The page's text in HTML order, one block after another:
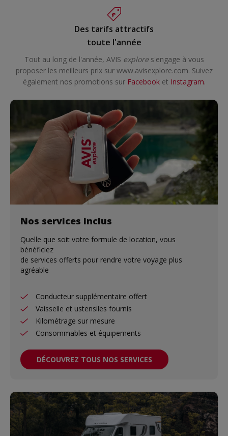
Des tarifs attractifs
toute l'année
Tout au long de l'année, AVIS explores'engage à vous
proposer les meilleurs prix sur www.avisexplore.com. Suivez
également nos promotions sur Facebooket Instagram.
Nos services inclus
Quelle que soit votre formule de location, vous
bénéficiez
de services offerts pour rendre votre voyage plus
agréable
Conducteur supplémentaire offert
Vaisselle et ustensiles fournis
Kilométrage sur mesure
Consommables et équipements
DÉCOUVREZ TOUS NOS SERVICES